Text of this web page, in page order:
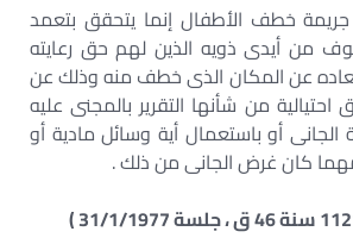
خطف الأطفال إنما يتحقق بتعمد
من أيدى ذويه الذين لهم حق رعايته
عن المكان الذى خطف منه وذلك عن
من شأنها التقرير بالمجنى عليه
أو باستعمال أية وسائل مادية أو
مهما كان غرض الجانى من ذلك .